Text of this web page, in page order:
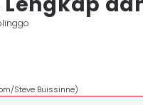
Steve Buissinne)